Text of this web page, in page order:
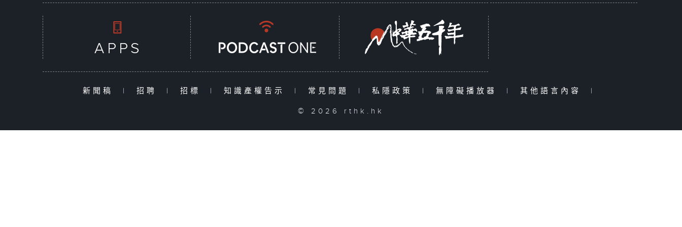
新聞稿 | 招聘 | 招標 | 知識產權告示 | 常見問題 | 私隱政策 | 無障礙播放器 | 其他語言內容 |
© 2026 rthk.hk